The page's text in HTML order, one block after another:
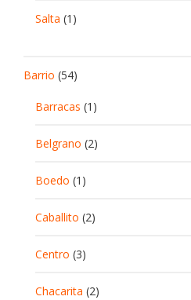
Salta (1)
Barrio (54)
Barracas (1)
Belgrano (2)
Boedo (1)
Caballito (2)
Centro (3)
Chacarita (2)